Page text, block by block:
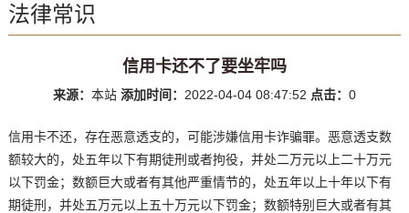
联系律师
法律常识
信用卡还不了要坐牢吗
来源： 本站 添加时间： 2022-04-04 08:47:52 点击： 0
信用卡不还，存在恶意透支的，可能涉嫌信用卡诈骗罪。恶意透支数
额较大的，处五年以下有期徒刑或者拘役，并处二万元以上二十万元
以下罚金；数额巨大或者有其他严重情节的，处五年以上十年以下有
期徒刑，并处五万元以上五十万元以下罚金；数额特别巨大或者有其